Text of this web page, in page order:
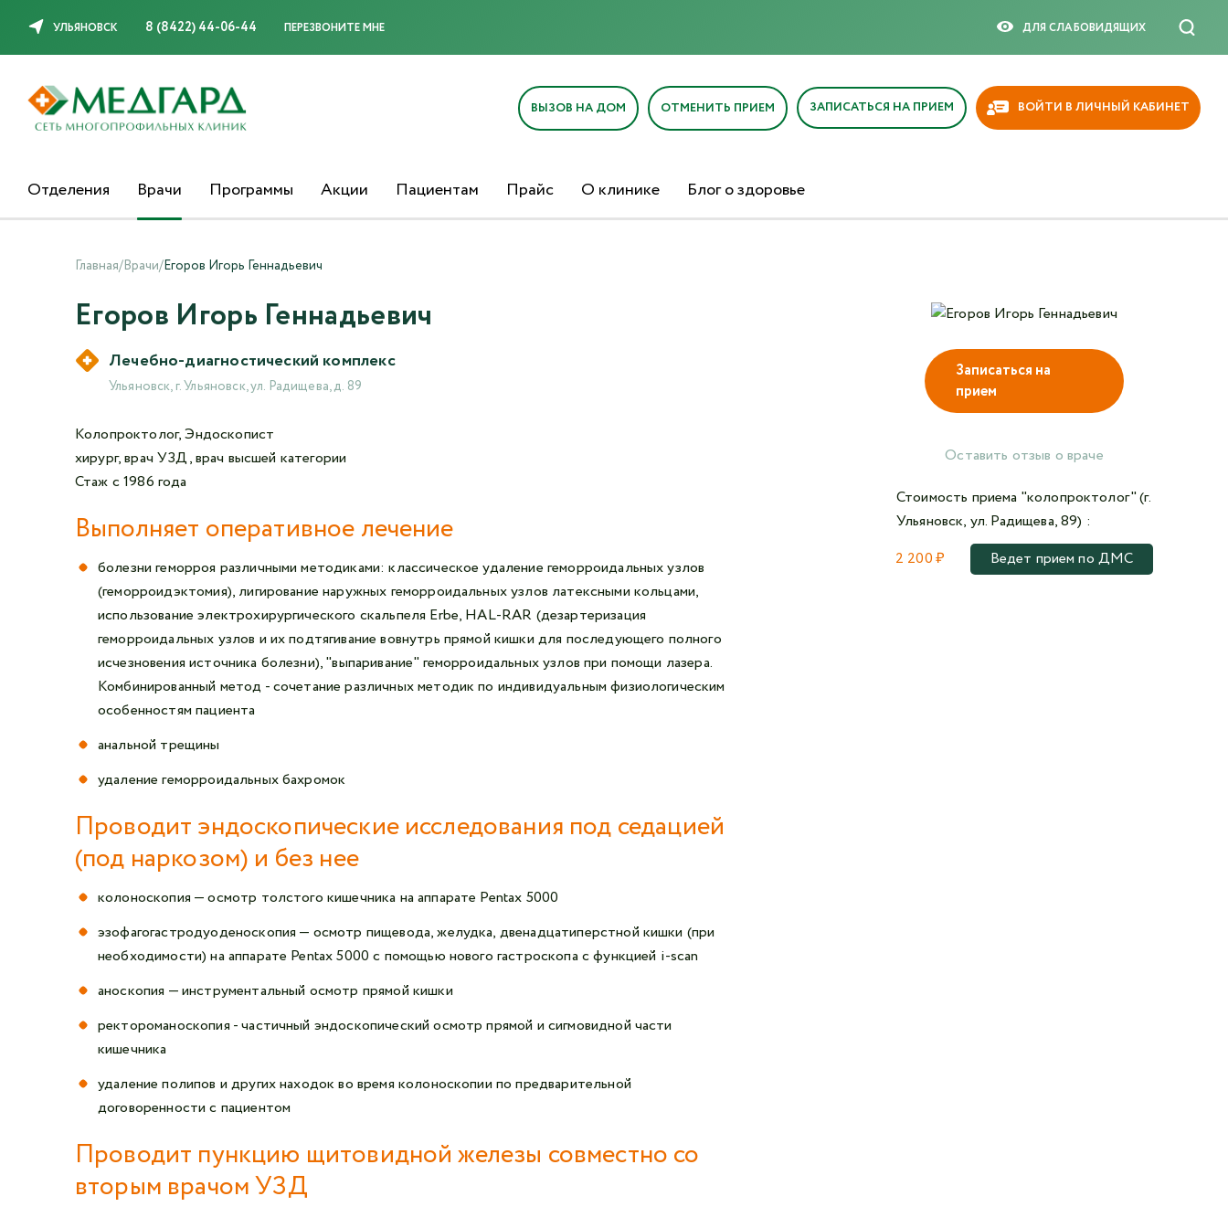
УЛЬЯНОВСК 8 (8422) 44-06-44 ПЕРЕЗВОНИТЕ МНЕ ДЛЯ СЛАБОВИДЯЩИX
ВЫЗОВ НА ДОМ ОТМЕНИТЬ ПРИЕМ ЗАПИСАТЬСЯ НА ПРИЕМ ВОЙТИ В ЛИЧНЫЙ КАБИНЕТ
Отделения Врачи Программы Акции Пациентам Прайс О клинике Блог о здоровье
Главная/Врачи/Егоров Игорь Геннадьевич
Записаться на
прием
Оставить отзыв о враче
Стоимость приема "колопроктолог" (г.
Ульяновск, ул. Радищева, 89) :
2 200 ₽
Ведет прием по ДМС
Егоров Игорь Геннадьевич
Лечебно-диагностический комплекс
Ульяновск, г. Ульяновск, ул. Радищева, д. 89
Колопроктолог, Эндоскопист
хирург, врач УЗД, врач высшей категории
Стаж с 1986 года
Выполняет оперативное лечение
болезни геморроя различными методиками: классическое удаление геморроидальных узлов
(геморроидэктомия), лигирование наружных геморроидальных узлов латексными кольцами,
использование электрохирургического скальпеля Erbe, HAL-RAR (дезартеризация
геморроидальных узлов и их подтягивание вовнутрь прямой кишки для последующего полного
исчезновения источника болезни), "выпаривание" геморроидальных узлов при помощи лазера.
Комбинированный метод - сочетание различных методик по индивидуальным физиологическим
особенностям пациента
анальной трещины
удаление геморроидальных бахромок
Проводит эндоскопические исследования под седацией
(под наркозом) и без нее
колоноскопия — осмотр толстого кишечника на аппарате Pentax 5000
эзофагогастродуоденоскопия — осмотр пищевода, желудка, двенадцатиперстной кишки (при
необходимости) на аппарате Pentax 5000 с помощью нового гастроскопа с функцией i-scan
аноскопия — инструментальный осмотр прямой кишки
ректороманоскопия - частичный эндоскопический осмотр прямой и сигмовидной части
кишечника
удаление полипов и других находок во время колоноскопии по предварительной
договоренности с пациентом
Проводит пункцию щитовидной железы совместно со
вторым врачом УЗД
Отправка отзыва
робот